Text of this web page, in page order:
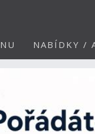
NABÍDKY /